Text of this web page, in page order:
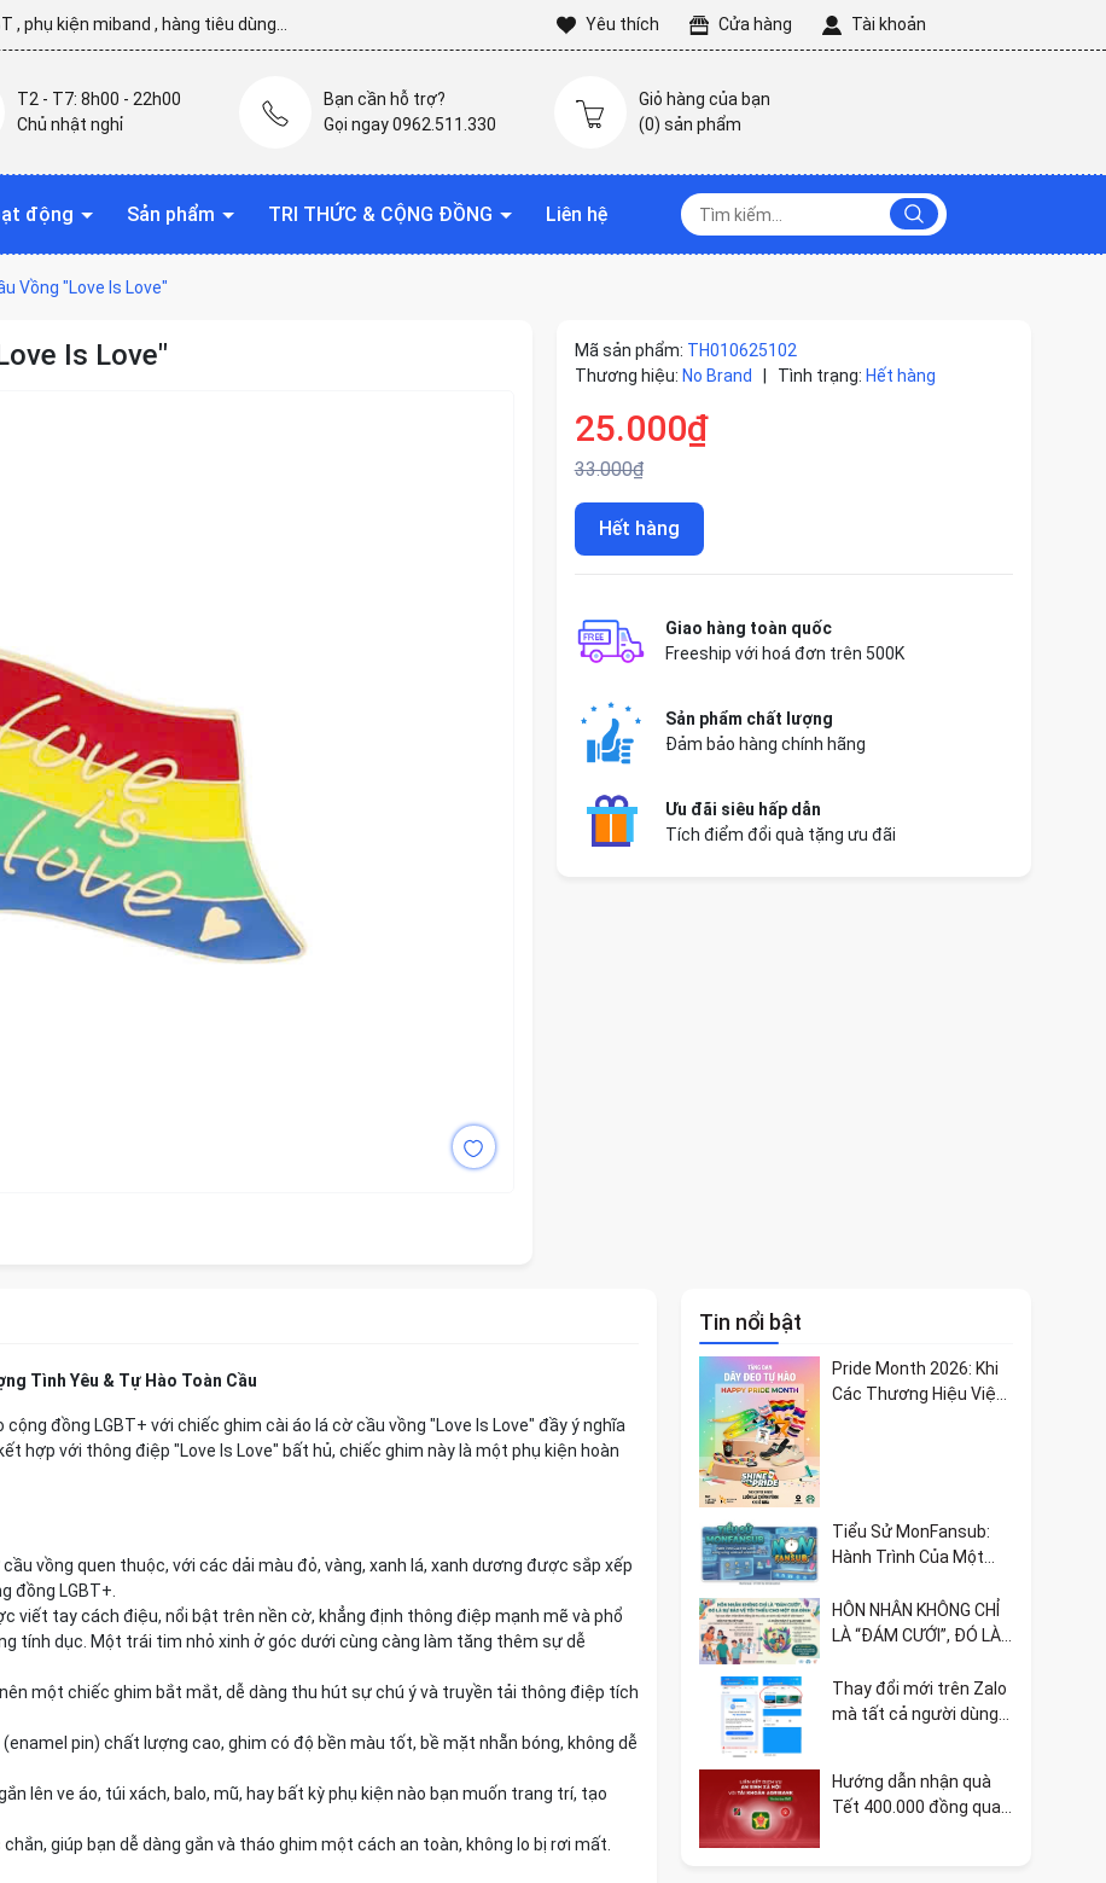
, phụ kiện miband , hàng tiêu dùng... Yêu thích Cửa hàng Tài khoản
T2 - T7: 8h00 - 22h00
Chủ nhật nghỉ
Bạn cần hỗ trợ?
Gọi ngay 0962.511.330
Giỏ hàng của bạn
(0) sản phẩm
động Sản phẩm TRI THỨC & CỘNG ĐỒNG Liên hệ
Vồng "Love Is Love"
Is Love" Mã sản phẩm: TH010625102
Thương hiệu: No Brand Tình trạng: Hết hàng
25.000₫
33.000₫
Hết hàng
Giao hàng toàn quốc
Freeship với hoá đơn trên 500K
Sản phẩm chất lượng
Đảm bảo hàng chính hãng
Ưu đãi siêu hấp dẫn
Tích điểm đổi quà tặng ưu đãi
Tình Yêu & Tự Hào Toàn Cầu
đồng LGBT+ với chiếc ghim cài áo lá cờ cầu vồng "Love Is Love" đầy ý nghĩa
hợp với thông điệp "Love Is Love" bất hủ, chiếc ghim này là một phụ kiện hoàn
vồng quen thuộc, với các dải màu đỏ, vàng, xanh lá, xanh dương được sắp xếp
đồng LGBT+.
viết tay cách điệu, nổi bật trên nền cờ, khẳng định thông điệp mạnh mẽ và phổ
tính dục. Một trái tim nhỏ xinh ở góc dưới cùng càng làm tăng thêm sự dễ
một chiếc ghim bắt mắt, dễ dàng thu hút sự chú ý và truyền tải thông điệp tích
pin) chất lượng cao, ghim có độ bền màu tốt, bề mặt nhẵn bóng, không dễ
lên ve áo, túi xách, balo, mũ, hay bất kỳ phụ kiện nào bạn muốn trang trí, tạo
giúp bạn dễ dàng gắn và tháo ghim một cách an toàn, không lo bị rơi mất.
Tin nổi bật
Pride Month 2026: Khi
Các Thương Hiệu Việt
Tiểu Sử MonFansub:
Hành Trình Của Một
Doraemon
HÔN NHÂN KHÔNG CHỈ
LÀ “ĐÁM CƯỚI”, ĐÓ LÀ
CHO MỘT GIA ĐÌNH 🏳️‍🌈
Thay đổi mới trên Zalo
mà tất cả người dùng
Hướng dẫn nhận quà
Tết 400.000 đồng qua